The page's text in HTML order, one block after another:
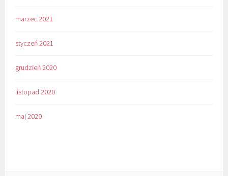
marzec 2021
styczeń 2021
grudzień 2020
listopad 2020
maj 2020